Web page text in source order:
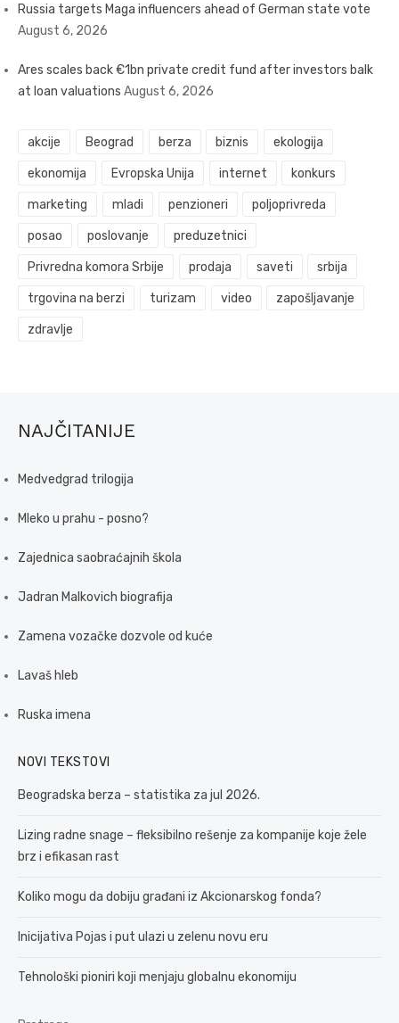
Russia targets Maga influencers ahead of German state vote
August 6, 2026
Ares scales back €1bn private credit fund after investors balk
at loan valuations August 6, 2026
akcije Beograd berza biznis ekologija
ekonomija Evropska Unija internet konkurs
marketing mladi penzioneri poljoprivreda
posao poslovanje preduzetnici
Privredna komora Srbije prodaja saveti srbija
trgovina na berzi turizam video zapošljavanje
zdravlje
NAJČITANIJE
Medvedgrad trilogija
Mleko u prahu - posno?
Zajednica saobraćajnih škola
Jadran Malkovich biografija
Zamena vozačke dozvole od kuće
Lavaš hleb
Ruska imena
NOVI TEKSTOVI
Beogradska berza – statistika za jul 2026.
Lizing radne snage – fleksibilno rešenje za kompanije koje žele
brz i efikasan rast
Koliko mogu da dobiju građani iz Akcionarskog fonda?
Inicijativa Pojas i put ulazi u zelenu novu eru
Tehnološki pioniri koji menjaju globalnu ekonomiju